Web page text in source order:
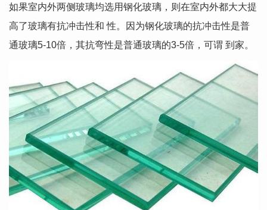
如果室内外两侧玻璃均选用钢化玻璃，则在室内外都大大提
高了玻璃有抗冲击性和 性。因为钢化玻璃的抗冲击性是普
通玻璃5-10倍，其抗弯性是普通玻璃的3-5倍，可谓 到家。